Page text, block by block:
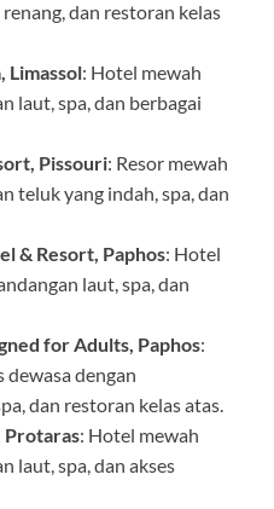
dan restoran kelas
Limassol: Hotel mewah
laut, spa, dan berbagai
Pissouri: Resor mewah
teluk yang indah, spa, dan
& Resort, Paphos: Hotel
laut, spa, dan
for Adults, Paphos:
dengan
dan restoran kelas atas.
Protaras: Hotel mewah
laut, spa, dan akses